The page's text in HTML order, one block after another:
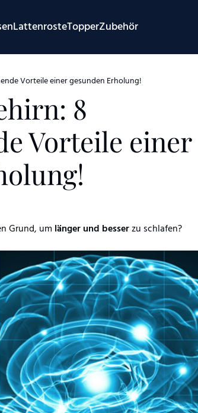
LattenrosteTopperZubehör
Vorteile einer gesunden Erholung!
8
Vorteile einer
Grund, um länger und besserzu schlafen?